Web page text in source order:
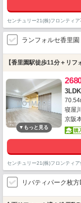
センチュリー21(株)フロンティ
ランフォルセ香里園
【香里園駅徒歩11分＋リ
3LDK
寝屋
京阪
センチュリー21(株)フロンティ
リバティパーク枚方